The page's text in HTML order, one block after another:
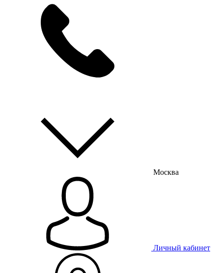
Москва
Личный кабинет